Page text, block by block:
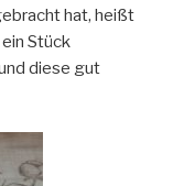
hat, heißt
Stück
diese gut